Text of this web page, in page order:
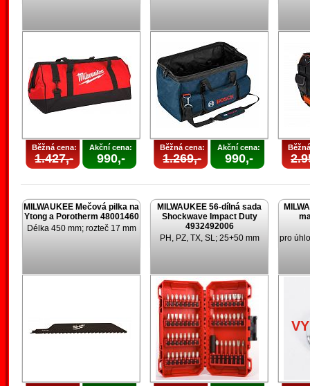
Běžná cena:
1.427,-
Akční cena:
990,-
Běžná cena:
1.269,-
Akční cena:
990,-
MILWAUKEE Mečová pilka na
Ytong a Porotherm 48001460
Délka 450 mm; rozteč 17 mm
MILWAUKEE 56-dílná sada
Shockwave Impact Duty
4932492006
PH, PZ, TX, SL; 25+50 mm
pro